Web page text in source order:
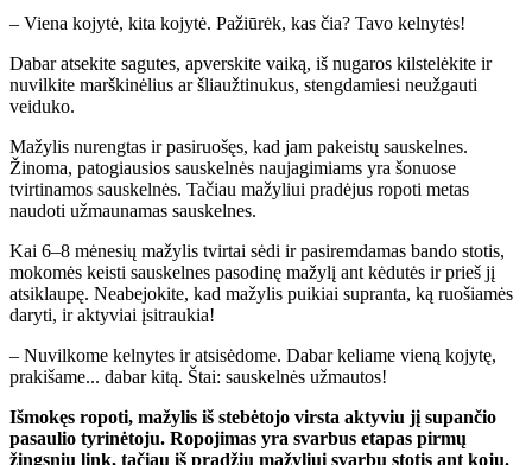
– Viena kojytė, kita kojytė. Pažiūrėk, kas čia? Tavo kelnytės!
Dabar atsekite sagutes, apverskite vaiką, iš nugaros kilstelėkite ir
nuvilkite marškinėlius ar šliaužtinukus, stengdamiesi neužgauti
veiduko.
Mažylis nurengtas ir pasiruošęs, kad jam pakeistų sauskelnes.
Žinoma, patogiausios sauskelnės naujagimiams yra šonuose
tvirtinamos sauskelnės. Tačiau mažyliui pradėjus ropoti metas
naudoti užmaunamas sauskelnes.
Kai 6–8 mėnesių mažylis tvirtai sėdi ir pasiremdamas bando stotis,
mokomės keisti sauskelnes pasodinę mažylį ant kėdutės ir prieš jį
atsiklaupę. Neabejokite, kad mažylis puikiai supranta, ką ruošiamės
daryti, ir aktyviai įsitraukia!
– Nuvilkome kelnytes ir atsisėdome. Dabar keliame vieną kojytę,
prakišame... dabar kitą. Štai: sauskelnės užmautos!
Išmokęs ropoti, mažylis iš stebėtojo virsta aktyviu jį supančio
pasaulio tyrinėtoju. Ropojimas yra svarbus etapas pirmų
žingsnių link, tačiau iš pradžių mažyliui svarbu stotis ant kojų.